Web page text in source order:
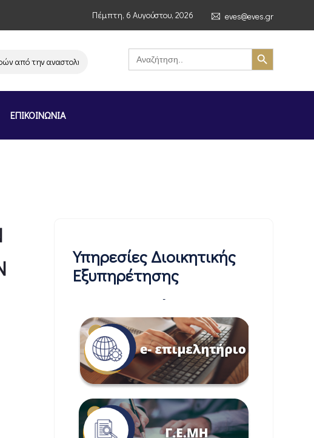
Πέμπτη, 6 Αυγούστου, 2026 eves@eves.gr
την αναστολή λειτουργίας της αλυσίδας σούπερ μάρκετ MERE στην Ελλάδα –
Search
for:
Search Button
ΕΠΙΚΟΙΝΩΝΙΑ
Υπηρεσίες Διοικητικής
Εξυπηρέτησης
-